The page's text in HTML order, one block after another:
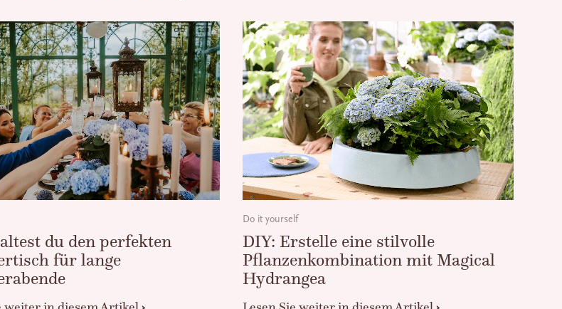
du den perfekten
für lange
Do it yourself
DIY: Erstelle eine stilvolle
Pflanzenkombination mit Magical
Hydrangea